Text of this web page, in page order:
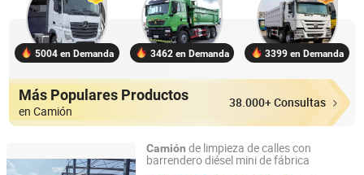
5004 en Demanda 3462 en Demanda 3399 en Demanda
Más Populares Productos
en Camión
38.000+ Consultas
Camión de limpieza de calles con
barrendero diésel mini de fábrica
Ningbo Hyronsun Imp. & Exp. Co., Ltd.